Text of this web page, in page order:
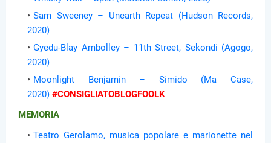
Sam Sweeney – Unearth Repeat (Hudson Records,
2020)
Gyedu-Blay Ambolley – 11th Street, Sekondi (Agogo,
2020)
Moonlight Benjamin – Simido (Ma Case,
2020) #CONSIGLIATOBLOGFOOLK
MEMORIA
Teatro Gerolamo, musica popolare e marionette nel